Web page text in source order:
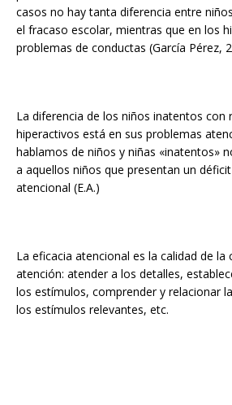
casos no hay tanta diferencia entre
el fracaso escolar, mientras que en los
problemas de conductas (García Pérez,
La diferencia de los niños inatentos con
hiperactivos está en sus problemas
hablamos de niños y niñas «inatentos»
a aquellos niños que presentan un
atencional (E.A.)
La eficacia atencional es la calidad de la
atención: atender a los detalles,
los estímulos, comprender y relacionar
los estímulos relevantes, etc.